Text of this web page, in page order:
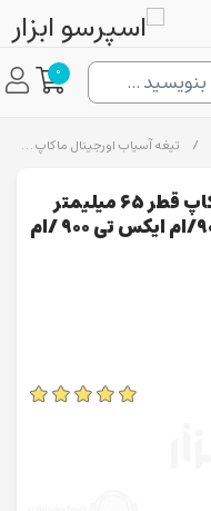
0
/ تیغه آسیاب اورجینال ماکاپ / مکاپ قطر ۶۵ میلیمتر سری ام ایکس۹۰۰/ام ایکس ای۹۰۰/ام ایکس تی ۹۰۰ /ام ۶ دی
تیغه آسیاب اورجینال ماکاپ / مکاپ قطر ۶۵ میلیمتر
سری ام ایکس۹۰۰/ام ایکس ای۹۰۰/ام ایکس تی ۹۰۰ /ام